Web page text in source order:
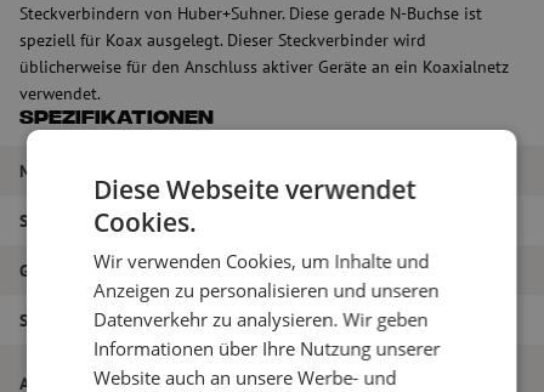
Steckverbindern von Huber+Suhner. Diese gerade N-Buchse ist
speziell für Koax ausgelegt. Dieser Steckverbinder wird
üblicherweise für den Anschluss aktiver Geräte an ein Koaxialnetz
verwendet.
Spezifikationen
Marke
Steckertyp
Geeignet für (Kabel) Ja
Schnittstelle N-Verbinder
Artikelname
Stecker, gerade, 50 Ohm, N/Buchse,
Diese Webseite verwendet
Cookies.
Wir verwenden Cookies, um Inhalte und
Anzeigen zu personalisieren und unseren
Datenverkehr zu analysieren. Wir geben
Informationen über Ihre Nutzung unserer
Website auch an unsere Werbe- und